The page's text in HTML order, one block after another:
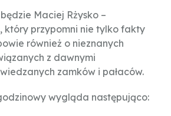
Maciej Rżysko –
który przypomni nie tylko fakty
również o nieznanych
z dawnymi
zamków i pałaców.
wygląda następująco: